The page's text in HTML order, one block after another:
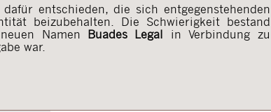
entschieden, die sich entgegenstehenden
beizubehalten. Die Schwierigkeit bestand
Namen Buades Legal in Verbindung zu
war.